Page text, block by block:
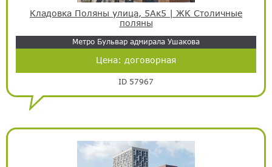
Кладовка Поляны улица, 5Ак5 | ЖК Столичные
поляны
Метро Бульвар адмирала Ушакова
Цена: договорная
ID 57967